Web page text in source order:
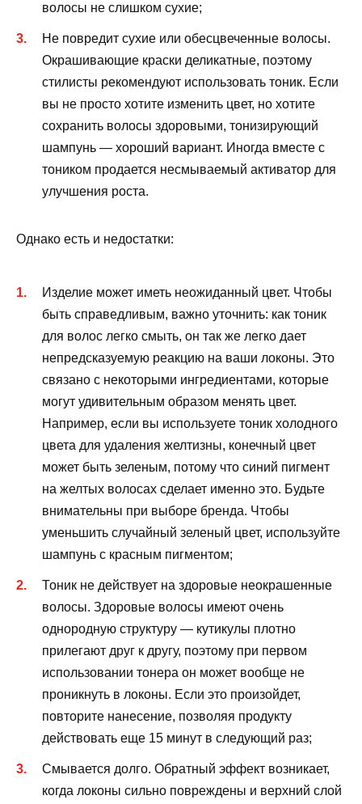
волосы не слишком сухие;
Не повредит сухие или обесцвеченные волосы.
Окрашивающие краски деликатные, поэтому
стилисты рекомендуют использовать тоник. Если
вы не просто хотите изменить цвет, но хотите
сохранить волосы здоровыми, тонизирующий
шампунь — хороший вариант. Иногда вместе с
тоником продается несмываемый активатор для
улучшения роста.
Однако есть и недостатки:
Изделие может иметь неожиданный цвет. Чтобы
быть справедливым, важно уточнить: как тоник
для волос легко смыть, он так же легко дает
непредсказуемую реакцию на ваши локоны. Это
связано с некоторыми ингредиентами, которые
могут удивительным образом менять цвет.
Например, если вы используете тоник холодного
цвета для удаления желтизны, конечный цвет
может быть зеленым, потому что синий пигмент
на желтых волосах сделает именно это. Будьте
внимательны при выборе бренда. Чтобы
уменьшить случайный зеленый цвет, используйте
шампунь с красным пигментом;
Тоник не действует на здоровые неокрашенные
волосы. Здоровые волосы имеют очень
однородную структуру — кутикулы плотно
прилегают друг к другу, поэтому при первом
использовании тонера он может вообще не
проникнуть в локоны. Если это произойдет,
повторите нанесение, позволяя продукту
действовать еще 15 минут в следующий раз;
Смывается долго. Обратный эффект возникает,
когда локоны сильно повреждены и верхний слой